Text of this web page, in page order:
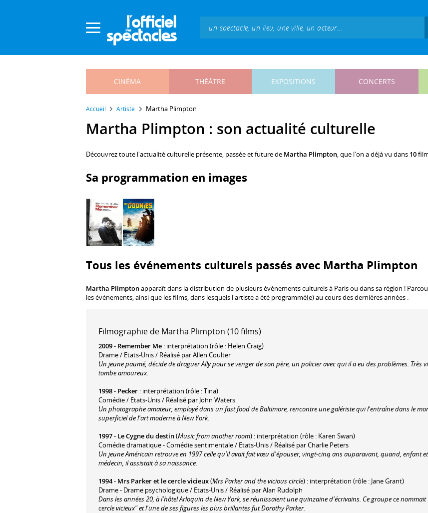
CINÉMA THÉÂTRE EXPOSITIONS CONCERTS
Accueil Artiste Martha Plimpton
Martha Plimpton : son actualité culturelle
Découvrez toute l'actualité culturelle présente, passée et future de Martha Plimpton, que l'on a déjà vu dans 10
Sa programmation en images
Tous les événements culturels passés avec Martha Plimpton
Martha Plimptonapparaît dans la distribution de plusieurs événements culturels à Paris ou dans sa région !
les événements, ainsi que les films, dans lesquels l'artiste a été programmé(e) au cours des dernières années :
Filmographie de Martha Plimpton (10 films)
2009- Remember Me : interprétation (rôle : Helen Craig)
Drame / Etats-Unis / Réalisé par Allen Coulter
Un jeune paumé, décide de draguer Ally pour se venger de son père, un policier avec qui il a eu des problèmes. Très
tombe amoureux.
1998- Pecker : interprétation (rôle : Tina)
Comédie / Etats-Unis / Réalisé par John Waters
Un photographe amateur, employé dans un fast food de Baltimore, rencontre une galériste qui l'entraîne dans le
superficiel de l'art moderne à New York.
1997- Le Cygne du destin(Music from another room) : interprétation (rôle : Karen Swan)
Comédie dramatique - Comédie sentimentale / Etats-Unis / Réalisé par Charlie Peters
Un jeune Américain retrouve en 1997 celle qu'il avait fait vœu d'épouser, vingt-cinq ans auparavant, quand, enfant
médecin, il assistait à sa naissance.
1994- Mrs Parker et le cercle vicieux(Mrs Parker and the vicious circle) : interprétation (rôle : Jane Grant)
Drame - Drame psychologique / Etats-Unis / Réalisé par Alan Rudolph
Dans les années 20, à l'hôtel Arloquin de New York, se réunissaient une quinzaine d'écrivains. Ce groupe ce nommait
cercle vicieux" et l'une de ses figures les plus brillantes fut Dorothy Parker.